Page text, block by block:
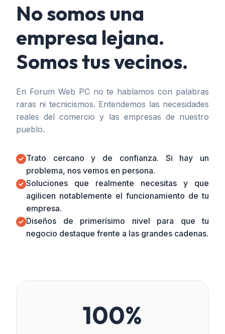
No somos una
empresa lejana.
Somos tus vecinos.
En Forum Web PC no te hablamos con palabras
raras ni tecnicismos. Entendemos las necesidades
reales del comercio y las empresas de nuestro
pueblo.
Trato cercano y de confianza. Si hay un
problema, nos vemos en persona.
Soluciones que realmente necesitas y que
agilicen notablemente el funcionamiento de tu
empresa.
Diseños de primerísimo nivel para que tu
negocio destaque frente a las grandes cadenas.
100%